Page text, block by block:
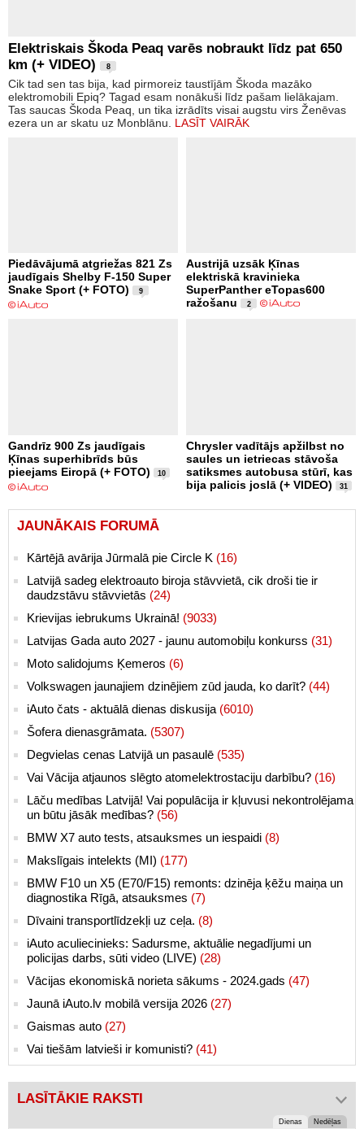
Elektriskais Škoda Peaq varēs nobraukt līdz pat 650
km (+ VIDEO)
8
Cik tad sen tas bija, kad pirmoreiz taustījām Škoda mazāko
elektromobili Epiq? Tagad esam nonākuši līdz pašam lielākajam.
Tas saucas Škoda Peaq, un tika izrādīts visai augstu virs Ženēvas
ezera un ar skatu uz Monblānu. LASĪT VAIRĀK
Piedāvājumā atgriežas 821 Zs
jaudīgais Shelby F-150 Super
Snake Sport (+ FOTO)
9
Austrijā uzsāk Ķīnas
elektriskā kravinieka
SuperPanther eTopas600
ražošanu
2
Gandrīz 900 Zs jaudīgais
Ķīnas superhibrīds būs
pieejams Eiropā (+ FOTO)
10
Chrysler vadītājs apžilbst no
saules un ietriecas stāvoša
satiksmes autobusa stūrī, kas
bija palicis joslā (+ VIDEO)
31
JAUNĀKAIS FORUMĀ
Kārtējā avārija Jūrmalā pie Circle K (16)
Latvijā sadeg elektroauto biroja stāvvietā, cik droši tie ir
daudzstāvu stāvvietās (24)
Krievijas iebrukums Ukrainā! (9033)
Latvijas Gada auto 2027 - jaunu automobiļu konkurss (31)
Moto salidojums Ķemeros (6)
Volkswagen jaunajiem dzinējiem zūd jauda, ko darīt? (44)
iAuto čats - aktuālā dienas diskusija (6010)
Šofera dienasgrāmata. (5307)
Degvielas cenas Latvijā un pasaulē (535)
Vai Vācija atjaunos slēgto atomelektrostaciju darbību? (16)
Lāču medības Latvijā! Vai populācija ir kļuvusi nekontrolējama
un būtu jāsāk medības? (56)
BMW X7 auto tests, atsauksmes un iespaidi (8)
Makslīgais intelekts (MI) (177)
BMW F10 un X5 (E70/F15) remonts: dzinēja ķēžu maiņa un
diagnostika Rīgā, atsauksmes (7)
Dīvaini transportlīdzekļi uz ceļa. (8)
iAuto aculiecinieks: Sadursme, aktuālie negadījumi un
policijas darbs, sūti video (LIVE) (28)
Vācijas ekonomiskā norieta sākums - 2024.gads (47)
Jaunā iAuto.lv mobilā versija 2026 (27)
Gaismas auto (27)
Vai tiešām latvieši ir komunisti? (41)
LASĪTĀKIE RAKSTI
Dienas Nedēļas